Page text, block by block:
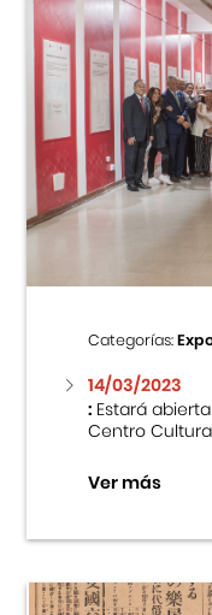
Categorías:
14/03/2023
:Estará
Centro
Ver más